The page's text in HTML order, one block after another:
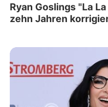
Ryan Goslings "La
zehn Jahren